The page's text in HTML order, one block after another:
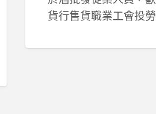
貨行售貨職業工會投